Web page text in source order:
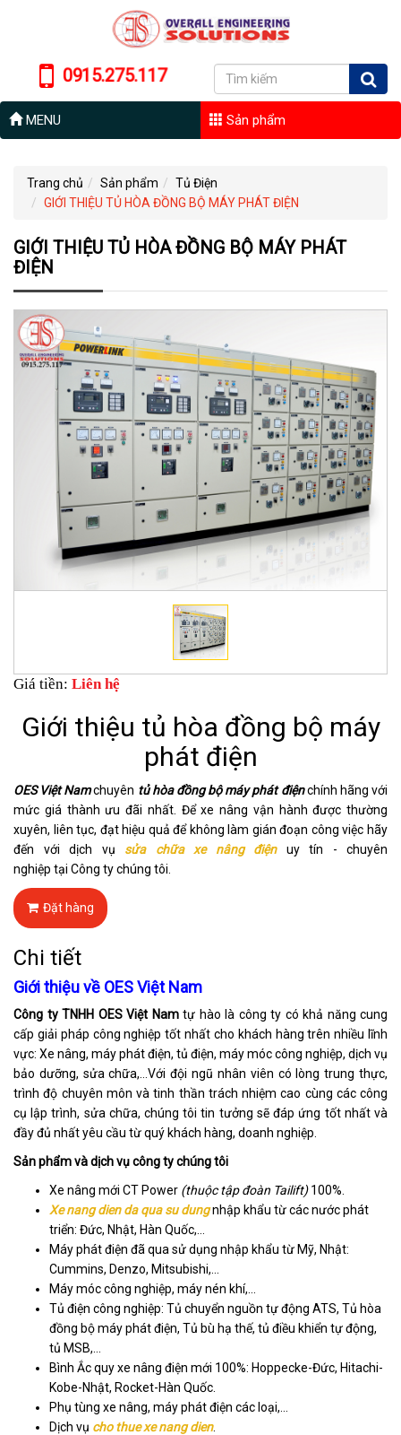
0915.275.117
MENU Sản phẩm
Trang chủ Sản phẩm
Tủ Điện
GIỚI THIỆU TỦ HÒA ĐỒNG BỘ MÁY PHÁT ĐIỆN
GIỚI THIỆU TỦ HÒA ĐỒNG BỘ MÁY PHÁT
ĐIỆN
Giá tiền: Liên hệ
Giới thiệu tủ hòa đồng bộ máy
phát điện
OES Việt Namchuyên tủ hòa đồng bộ máy phát điện chính hãng với
mức giá thành ưu đãi nhất. Để xe nâng vận hành được thường
xuyên, liên tục, đạt hiệu quả để không làm gián đoạn công việc hãy
đến với dịch vụ sửa chữa xe nâng điệnuy tín - chuyên
nghiệp tại Công ty chúng tôi.
Đặt hàng
Chi tiết
Giới thiệu về OES Việt Nam
Công ty TNHH OES Việt Namtự hào là công ty có khả năng cung
cấp giải pháp công nghiệp tốt nhất cho khách hàng trên nhiều lĩnh
vực: Xe nâng, máy phát điện, tủ điện, máy móc công nghiệp, dịch vụ
bảo dưỡng, sửa chữa,…Với đội ngũ nhân viên có lòng trung thực,
trình độ chuyên môn và tinh thần trách nhiệm cao cùng các công
cụ lập trình, sửa chữa, chúng tôi tin tưởng sẽ đáp ứng tốt nhất và
đầy đủ nhất yêu cầu từ quý khách hàng, doanh nghiệp.
Sản phẩm và dịch vụ công ty chúng tôi
Xe nâng mới CT Power (thuộc tập đoàn Tailift)100%.
Xe nang dien da qua su dungnhập khẩu từ các nước phát
triển: Đức, Nhật, Hàn Quốc,…
Máy phát điện đã qua sử dụng nhập khẩu từ Mỹ, Nhật:
Cummins, Denzo, Mitsubishi,…
Máy móc công nghiệp, máy nén khí,…
Tủ điện công nghiệp: Tủ chuyển nguồn tự động ATS, Tủ hòa
đồng bộ máy phát điện, Tủ bù hạ thế, tủ điều khiển tự động,
tủ MSB,…
Bình Ắc quy xe nâng điện mới 100%: Hoppecke-Đức, Hitachi-
Kobe-Nhật, Rocket-Hàn Quốc.
Phụ tùng xe nâng, máy phát điện các loại,…
Dịch vụ cho thue xe nang dien.